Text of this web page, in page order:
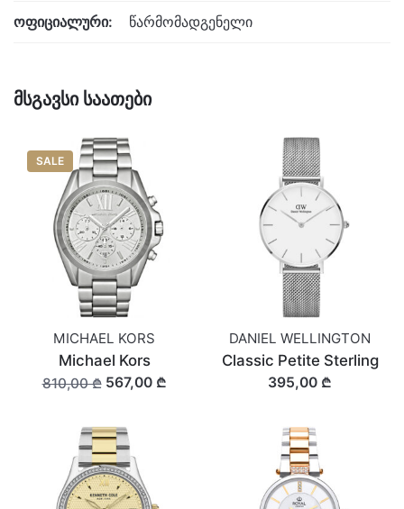
ოფიციალური: წარმომადგენელი
მსგავსი საათები
SALE
MICHAEL KORS
Michael Kors
810,00 ₾567,00 ₾
DANIEL WELLINGTON
Classic Petite Sterling
395,00 ₾